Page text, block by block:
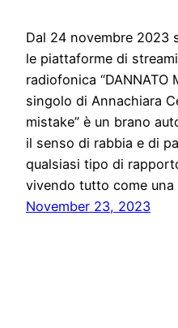
Dal 24 novembre 2023
le piattaforme di
radiofonica “DANNATO
singolo di Annachiara
mistake” è un brano
il senso di rabbia e di
qualsiasi tipo di
vivendo tutto come
November 23, 2023